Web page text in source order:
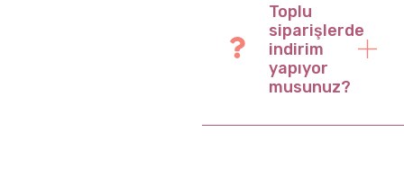
Toplu
siparişlerde
indirim
yapıyor
musunuz?